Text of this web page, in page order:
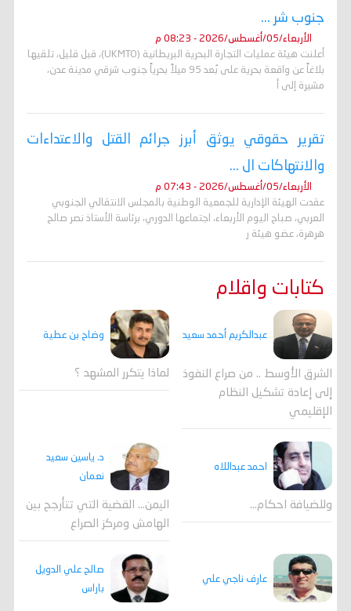
جنوب شر ...
الأربعاء/05/أغسطس/2026 - 08:23 م
أعلنت هيئة عمليات التجارة البحرية البريطانية (UKMTO)، قبل قليل، تلقيها
بلاغاً عن واقعة بحرية على بُعد 95 ميلاً بحرياً جنوب شرقي مدينة عدن،
مشيرة إلى أ
تقرير حقوقي يوثق أبرز جرائم القتل والاعتداءات
والانتهاكات ال ...
الأربعاء/05/أغسطس/2026 - 07:43 م
عقدت الهيئة الإدارية للجمعية الوطنية بالمجلس الانتقالي الجنوبي
العربي، صباح اليوم الأربعاء، اجتماعها الدوري، برئاسة الأستاذ نصر صالح
هرهرة، عضو هيئة ر
كتابات واقلام
عبدالكريم أحمد سعيد
الشرق الأوسط .. من صراع النفوذ
إلى إعادة تشكيل النظام
الإقليمي
وضاح بن عطية
لماذا يتكرر المشهد ؟
احمد عبداللاه
وللضيافة احكام…
د. ياسين سعيد
نعمان
اليمن… القضية التي تتأرجح بين
الهامش ومركز الصراع
عارف ناجي علي
صالح علي الدويل
باراس